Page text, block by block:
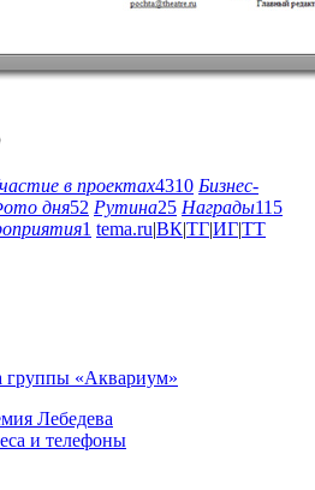
в проектах4310 Бизнес-
дня52 Рутина25 Награды115
1 tema.ru|ВК|ТГ|ИГ|ТТ
группы «Аквариум»
Лебедева
и телефоны